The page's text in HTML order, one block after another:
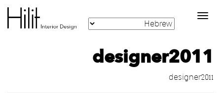
Toggle
navigation
designer2011
designer2011